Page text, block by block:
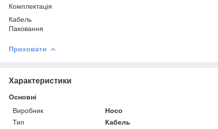
Комплектація
Кабель
Паковання
Приховати
Характеристики
Основні
Виробник
Hoco
Тип
Кабель